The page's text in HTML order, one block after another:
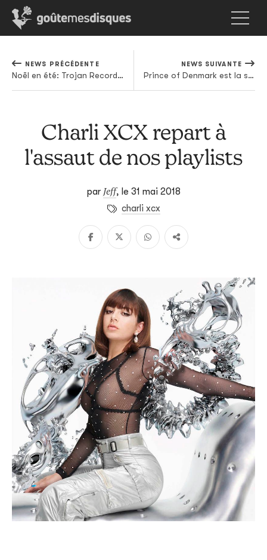
NEWS PRÉCÉDENTE
Noël en été: Trojan Records sort un énorme coffret pour son 50ème anniversaire
NEWS SUIVANTE
Prince of Denmark est la seule tête couronnée qui mérite notre amour et notre attention
Charli XCX repart à
l'assaut de nos playlists
par Jeff, le 31 mai 2018
charli xcx